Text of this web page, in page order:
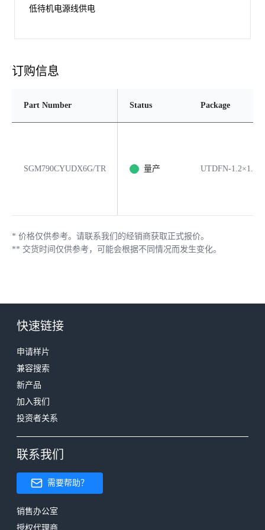
低待机电源线供电
订购信息
Part Number Status Package
SGM790CYUDX6G/TR 量产 UTDFN-1.2×1.2-
* 价格仅供参考。请联系我们的经销商获取正式报价。
** 交货时间仅供参考，可能会根据不同情况而发生变化。
快速链接
申请样片
兼容搜索
新产品
加入我们
投资者关系
联系我们
需要帮助？
销售办公室
授权代理商